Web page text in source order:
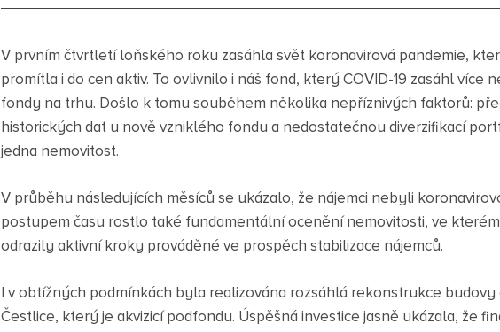
V prvním čtvrtletí loňského roku zasáhla svět koronavirová pandemie,
promítla i do cen aktiv. To ovlivnilo i náš fond, který COVID-19 zasáhl více
fondy na trhu. Došlo k tomu souběhem několika nepříznivých faktorů:
historických dat u nově vzniklého fondu a nedostatečnou diverzifikací
jedna nemovitost.
V průběhu následujících měsíců se ukázalo, že nájemci nebyli
postupem času rostlo také fundamentální ocenění nemovitosti, ve
odrazily aktivní kroky prováděné ve prospěch stabilizace nájemců.
I v obtížných podmínkách byla realizována rozsáhlá rekonstrukce budovy
Čestlice, který je akvizicí podfondu. Úspěšná investice jasně ukázala, že